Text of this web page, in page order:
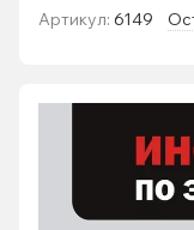
Артикул: 6149